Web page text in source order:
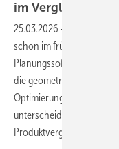
im Vergleich
25.03.2026 -
schon im frühen
Planungssoftware für
die geometrische
Optimierung von RLT-
unterscheiden, zeigt der
Produktvergleich.